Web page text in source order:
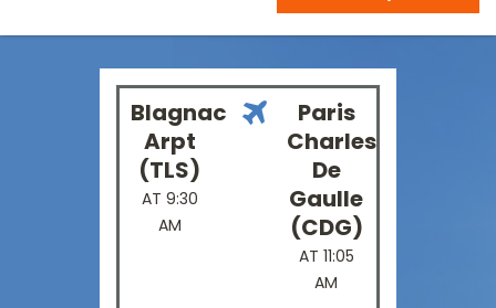
Blagnac
Arpt
(TLS)
AT 9:30
AM
Paris
Charles
De
Gaulle
(CDG)
AT 11:05
AM